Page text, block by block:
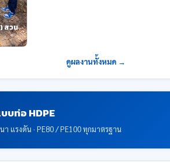
ดูผลงานทั้งหมด →
บท่อ HDPE
แรงดัน · PE80 / PE100 ทุกมาตรฐาน